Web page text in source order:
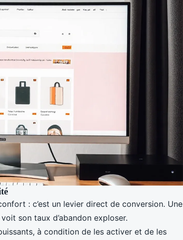
: c’est un levier direct de conversion. Une
son taux d’abandon exploser.
à condition de les activer et de les